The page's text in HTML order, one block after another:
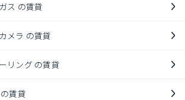
ス の賃貸
メラ の賃貸
リング の賃貸
賃貸